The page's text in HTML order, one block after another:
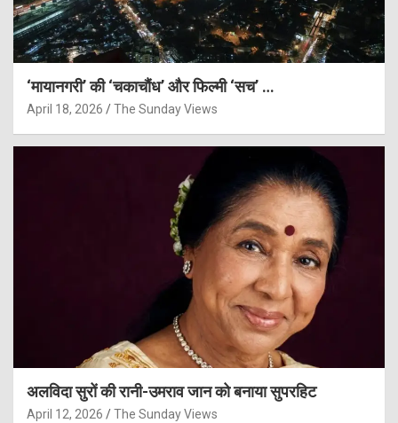
‘मायानगरी’ की ‘चकाचौंध’ और फिल्मी ‘सच’ …
April 18, 2026 The Sunday Views
अलविदा सुरों की रानी-उमराव जान को बनाया सुपरहिट
April 12, 2026 The Sunday Views